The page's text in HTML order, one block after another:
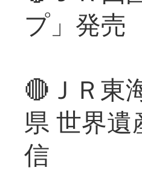
プ」発売
🔴ＪＲ東
県 世界
信